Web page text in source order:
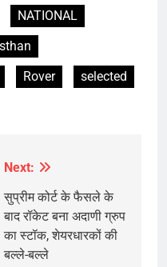
NATIONAL
Rover
selected
Next:
सुप्रीम कोर्ट के फैसले के
बाद रॉकेट बना अदाणी ग्रुप
का स्टॉक, शेयरधारकों की
बल्ले-बल्ले